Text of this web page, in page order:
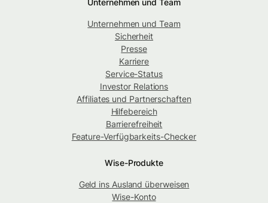
Unternehmen und Team
Unternehmen und Team
Sicherheit
Presse
Karriere
Service-Status
Investor Relations
Affiliates und Partnerschaften
Hilfebereich
Barrierefreiheit
Feature-Verfügbarkeits-Checker
Wise-Produkte
Geld ins Ausland überweisen
Wise-Konto